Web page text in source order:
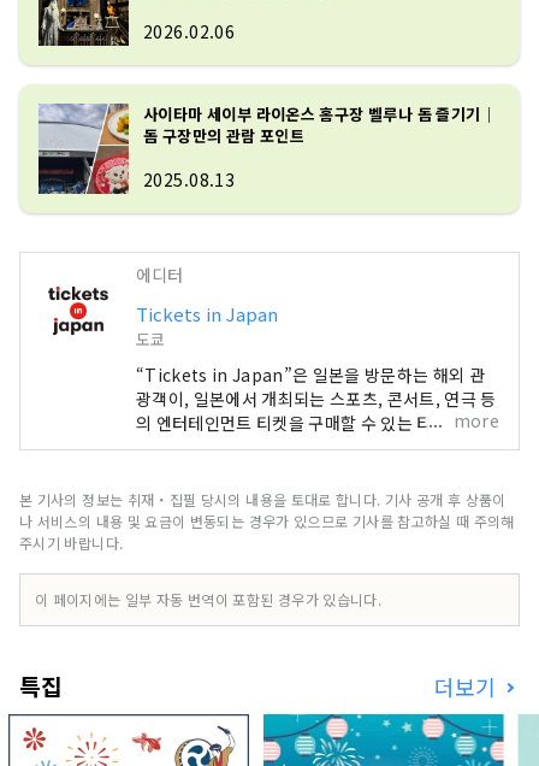
2026.02.06
사이타마 세이부 라이온스 홈구장 벨루나 돔 즐기기｜
돔 구장만의 관람 포인트
2025.08.13
에디터
Tickets in Japan
도쿄
“Tickets in Japan”은 일본을 방문하는 해외 관
광객이, 일본에서 개최되는 스포츠, 콘서트, 연극 등
의 엔터테인먼트 티켓을 구매할 수 있는 티켓 판매
서비스입니다.
more
본 기사의 정보는 취재・집필 당시의 내용을 토대로 합니다. 기사 공개 후 상품이
나 서비스의 내용 및 요금이 변동되는 경우가 있으므로 기사를 참고하실 때 주의해
주시기 바랍니다.
이 페이지에는 일부 자동 번역이 포함된 경우가 있습니다.
특집 더보기